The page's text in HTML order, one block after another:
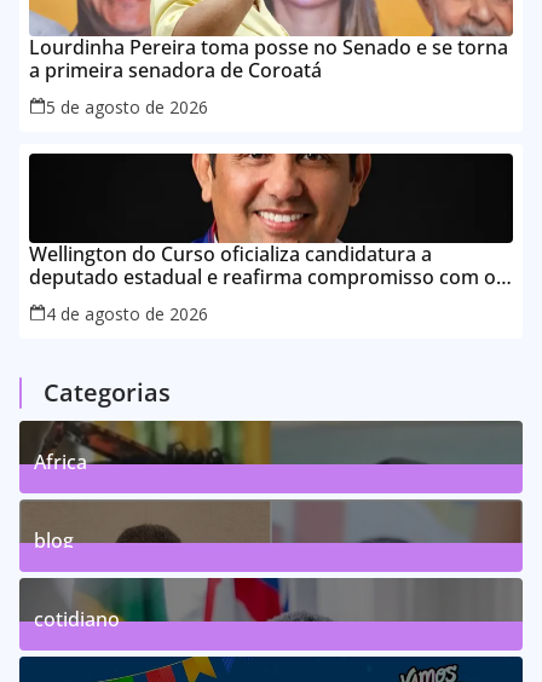
Lourdinha Pereira toma posse no Senado e se torna
a primeira senadora de Coroatá
5 de agosto de 2026
Wellington do Curso oficializa candidatura a
deputado estadual e reafirma compromisso com o
povo do Maranhão
4 de agosto de 2026
Categorias
Africa
0Posts
blog
75Posts
cotidiano
46Posts